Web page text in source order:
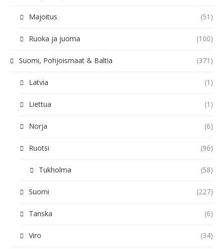
Majoitus (51)
Ruoka ja juoma (100)
Suomi, Pohjoismaat & Baltia (371)
Latvia (1)
Liettua (1)
Norja (6)
Ruotsi (96)
Tukholma (58)
Suomi (227)
Tanska (6)
Viro (34)